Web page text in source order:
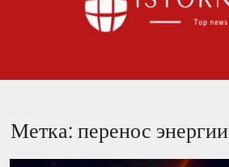
Метка:перенос энергии